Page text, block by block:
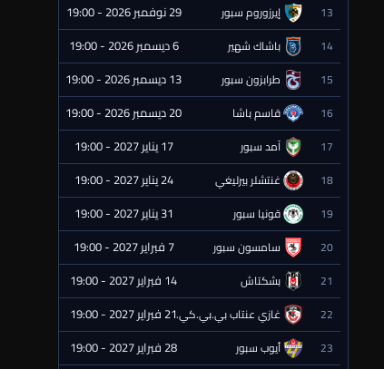
13 إيرزوروم سبور 29 نوفمبر 2026 - 19:00
14 باشاك شهير 6 ديسمبر 2026 - 19:00
15 طرابزون سبور 13 ديسمبر 2026 - 19:00
16 قاسم باشا 20 ديسمبر 2026 - 19:00
17 آمد سبور 17 يناير 2027 - 19:00
18 غنتشلر بيرليغي 24 يناير 2027 - 19:00
19 قونيا سبور 31 يناير 2027 - 19:00
20 سامسون سبور 7 فبراير 2027 - 19:00
21 بشكتاش 14 فبراير 2027 - 19:00
22 غازي عنتاب بي.بي.كي.21 فبراير 2027 - 19:00
23 أيوب سبور 28 فبراير 2027 - 19:00